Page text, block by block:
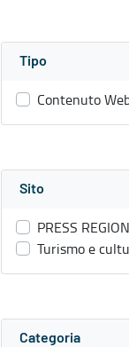
Tipo
Contenuto
Sito
PRESS
Turismo e
Categoria